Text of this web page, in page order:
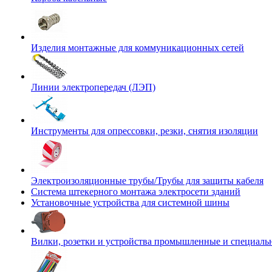
Изделия монтажные для коммуникационных сетей
Линии электропередач (ЛЭП)
Инструменты для опрессовки, резки, снятия изоляции
Электроизоляционные трубы/Трубы для защиты кабеля
Система штекерного монтажа электросети зданий
Установочные устройства для системной шины
Вилки, розетки и устройства промышленные и